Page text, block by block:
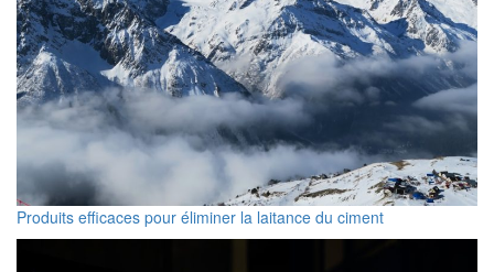
Produits efficaces pour éliminer la laitance du ciment